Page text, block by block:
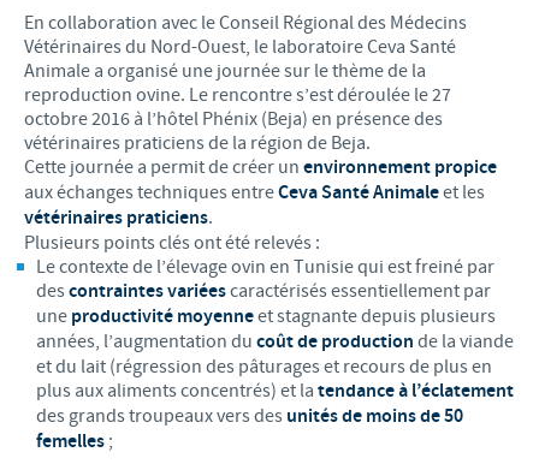
LE PROGRAMME ETHIQUE ET CONFORMITÉ DU
GROUPE CEVA
SYSTÈME D'ALERTE
Partenariats professionnels
Programmes terrain
Processus de recrutement
Votre développement personnel
Espace étudiant
S'inscrire
CONTACT
En collaboration avec le Conseil Régional des Médecins
Vétérinaires du Nord-Ouest, le laboratoire Ceva Santé
Animale a organisé une journée sur le thème de la
reproduction ovine. Le rencontre s’est déroulée le 27
octobre 2016 à l’hôtel Phénix (Beja) en présence des
vétérinaires praticiens de la région de Beja.
Cette journée a permit de créer un environnement propice
aux échanges techniques entreCeva Santé Animaleet les
vétérinaires praticiens.
Plusieurs points clés ont été relevés :
Le contexte de l’élevage ovin en Tunisie qui est freiné par
descontraintes variéescaractérisés essentiellement par
une productivité moyenneet stagnante depuis plusieurs
années, l’augmentation du coût de production de la viande
et du lait (régression des pâturages et recours de plus en
plus aux aliments concentrés) et la tendance à l’éclatement
des grands troupeaux vers des unités de moins de 50
femelles ;